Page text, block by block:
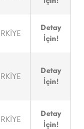
Detay
İçin!
Detay
İçin!
Detay
İçin!